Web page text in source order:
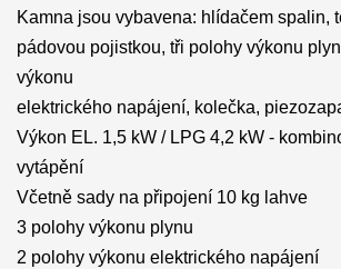
Kamna jsou vybavena: hlídačem spalin,
pádovou pojistkou, tři polohy výkonu
výkonu
elektrického napájení, kolečka,
Výkon EL. 1,5 kW / LPG 4,2 kW -
vytápění
Včetně sady na připojení 10 kg lahve
3 polohy výkonu plynu
2 polohy výkonu elektrického napájení